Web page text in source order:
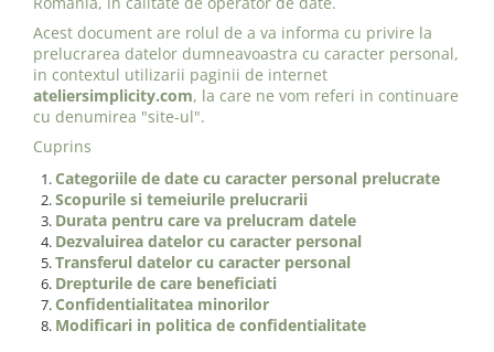
Bermude Baieti
Poncho Plaja de Muselina Copii
Acest document are rolul de a va informa cu privire la
prelucrarea datelor dumneavoastra cu caracter personal,
in contextul utilizarii paginii de internet
ateliersimplicity.com, la care ne vom referi in continuare
cu denumirea "site-ul".
Cuprins
Categoriile de date cu caracter personal prelucrate
Scopurile si temeiurile prelucrarii
Durata pentru care va prelucram datele
Dezvaluirea datelor cu caracter personal
Transferul datelor cu caracter personal
Drepturile de care beneficiati
Confidentialitatea minorilor
Modificari in politica de confidentialitate